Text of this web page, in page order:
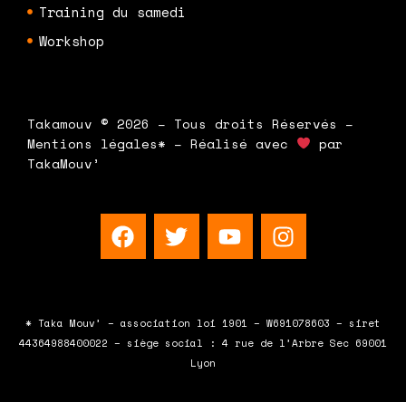
Training du samedi
Workshop
Takamouv © 2026 – Tous droits Réservés –
Mentions légales* – Réalisé avec
par
TakaMouv’
F
a
b
o
T
w
t
e
Y
o
u
b
I
n
a
g
* Taka Mouv’ – association loi 1901 – W691078603 – siret
44364988400022 – siège social : 4 rue de l’Arbre Sec 69001
Lyon